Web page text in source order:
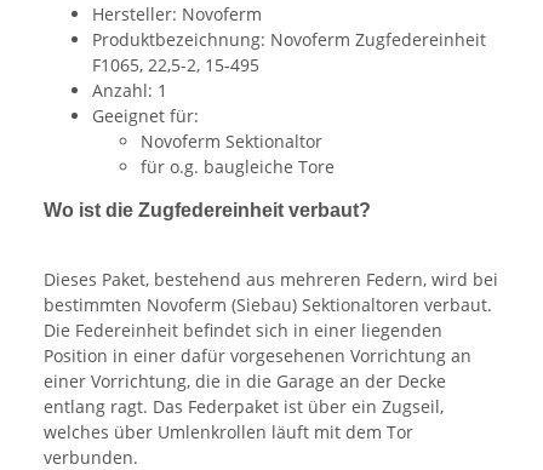
Hersteller: Novoferm
Produktbezeichnung: Novoferm Zugfedereinheit
F1065, 22,5-2, 15-495
Anzahl: 1
Geeignet für:
Novoferm Sektionaltor
für o.g. baugleiche Tore
Wo ist die Zugfedereinheit verbaut?
Dieses Paket, bestehend aus mehreren Federn, wird bei
bestimmten Novoferm (Siebau) Sektionaltoren verbaut.
Die Federeinheit befindet sich in einer liegenden
Position in einer dafür vorgesehenen Vorrichtung an
einer Vorrichtung, die in die Garage an der Decke
entlang ragt. Das Federpaket ist über ein Zugseil,
welches über Umlenkrollen läuft mit dem Tor
verbunden.